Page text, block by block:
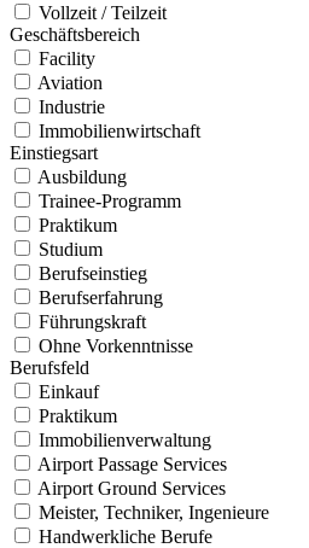
Vollzeit / Teilzeit
Geschäftsbereich
Facility
Aviation
Industrie
Immobilienwirtschaft
Einstiegsart
Ausbildung
Trainee-Programm
Praktikum
Studium
Berufseinstieg
Berufserfahrung
Führungskraft
Ohne Vorkenntnisse
Berufsfeld
Einkauf
Praktikum
Immobilienverwaltung
Airport Passage Services
Airport Ground Services
Meister, Techniker, Ingenieure
Handwerkliche Berufe